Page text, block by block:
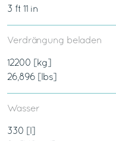
3 ft 11 in
Verdrängung beladen
12200 [kg]
26,896 [lbs]
Wasser
330 [l]